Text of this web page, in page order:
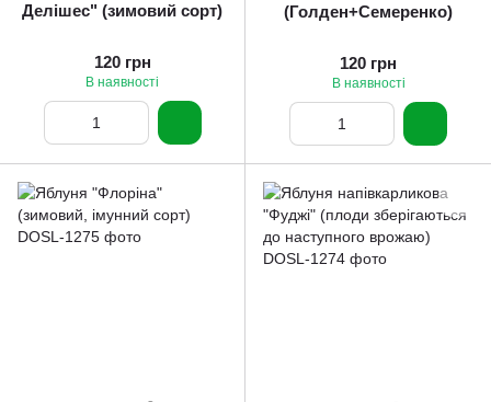
Делішес" (зимовий сорт)
120 грн
В наявності
(Голден+Семеренко)
120 грн
В наявності